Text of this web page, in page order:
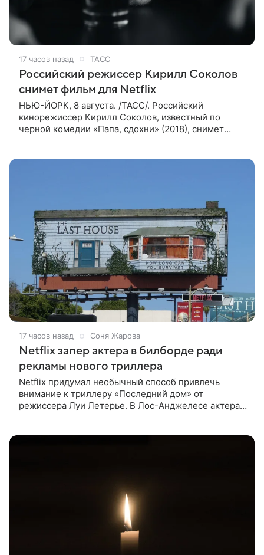
17 часов назад ТАСС
Российский режиссер Кирилл Соколов
снимет фильм для Netflix
НЬЮ-ЙОРК, 8 августа. /ТАСС/. Российский
кинорежиссер Кирилл Соколов, известный по
черной комедии «Папа, сдохни» (2018), снимет
17 часов назад Соня Жарова
Netflix запер актера в билборде ради
рекламы нового триллера
Netflix придумал необычный способ привлечь
внимание к триллеру «Последний дом» от
режиссера Луи Летерье. В Лос-Анджелесе актера